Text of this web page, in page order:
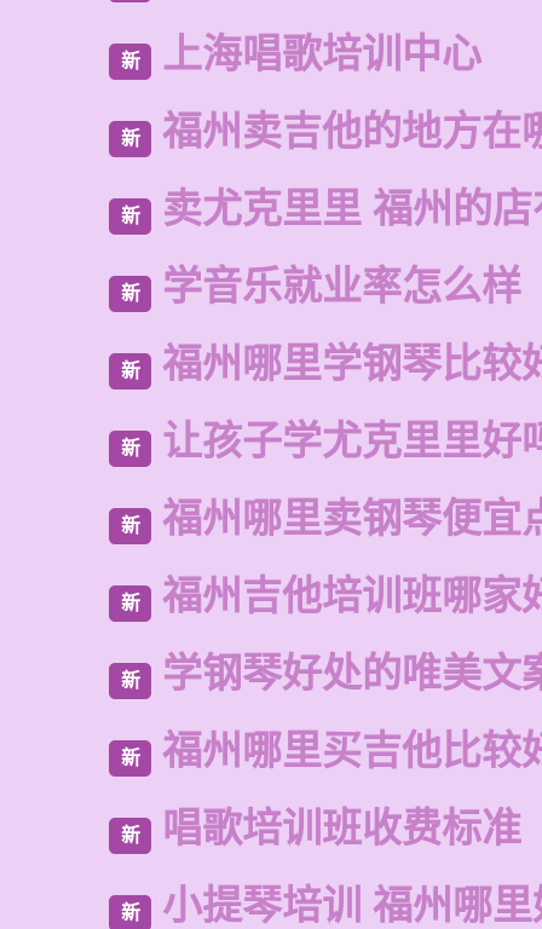
新 上海唱歌培训中心
新 福州卖吉他的地方在
新 卖尤克里里 福州的
新 学音乐就业率怎么样
新 福州哪里学钢琴比较
新 让孩子学尤克里里好
新 福州哪里卖钢琴便宜
新 福州吉他培训班哪家
新 学钢琴好处的唯美文
新 福州哪里买吉他比较
新 唱歌培训班收费标准
新 小提琴培训 福州哪